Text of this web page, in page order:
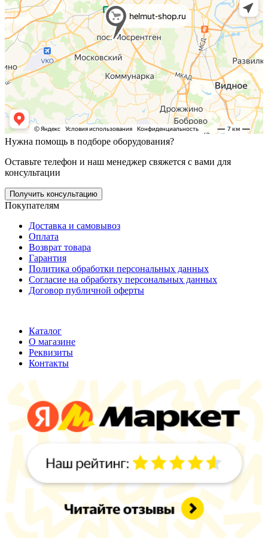
Нужна помощь в подборе оборудования?
Оставьте телефон и наш менеджер свяжется с вами для
консультации
Получить консультацию
Покупателям
Доставка и самовывоз
Оплата
Возврат товара
Гарантия
Политика обработки персональных данных
Согласие на обработку персональных данных
Договор публичной оферты
Каталог
О магазине
Реквизиты
Контакты